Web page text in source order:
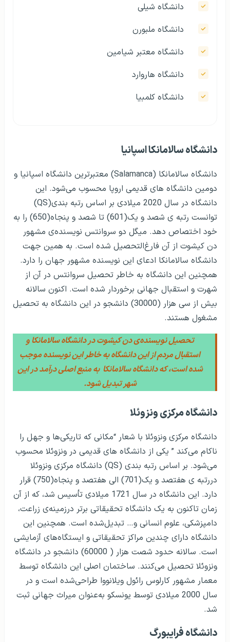
دانشگاه شیلی
دانشگاه ملبورن
دانشگاه معتبر شیامین
دانشگاه هاروارد
دانشگاه کلمبیا
دانشگاه سالامانکا اسپانیا
دانشگاه سالامانکا (Salamanca) معتبرترین دانشگاه اسپانیا و
دومین دانشگاه های قدیمی اروپا محسوب می‌شود. این
دانشگاه در سال 2020 میلادی بر اساس رتبه بندی(QS)
توانست رتبه ی شصد و یک(601) تا شصد و پنجاه(650) را به
خود اختصاص دهد. میگل دو سروانتس نویسنده‌ی مشهور
دن کیشوت از آن فارغ‌التحصیل شده است. به همین جهت
دانشگاه سالامانکا ادعای این نویسنده مشهور جهان را دارد.
همچنین این دانشگاه به خاطر تحصیل سروانتس در آن از
شهرت و استقبال جهانی برخوردار شده است. اکنون سالانه
بیش از سی هزار (30000) دانشجو در این دانشگاه به تحصیل
مشغول هستند.
تحصیل نویسنده‌ی دن کیشوت در دانشگاه سالامانکا و
استقبال مردم از این دانشگاه به خاطر این نویسنده موجب
شده است، که دانشگاه سالامانکا به منبع اصلی درآمد در این
شهر تبدیل شود.
دانشگاه مرکزی ونزوئلا
دانشگاه مرکزی ونزوئلا با شعار “مکانی که تاریکی‌ها و جهل را
ناکام می‌کند ” یکی از دانشگاه های قدیمی‌ در ونزوئلا محسوب
می‌شود. بر اساس رتبه بندی (QS) دانشگاه مرکزی ونزوئلا
دررتبه ی هفتصد و یک(701) الی هفتصد و پنجاه(750) قرار
دارد. این دانشگاه در سال 1721 میلادی تأسیس شد، که از آن
زمان تاکنون به یک دانشگاه تحقیقاتی برتر درزمینه‌ی زراعت،
دامپزشکی، علوم انسانی و… تبدیل‌شده است. همچنین این
دانشگاه دارای چندین مراکز تحقیقاتی و ایستگاه‌های آزمایشی
است. سالانه حدود شصت هزار ( 60000) دانشجو در دانشگاه
ونزوئلا تحصیل می‌کنند. ساختمان اصلی این دانشگاه توسط
معمار مشهور کارلوس رائول ویلانووا طراحی‌شده است و در
سال 2000 میلادی توسط یونسکو به‌عنوان میراث جهانی ثبت
شد.
دانشگاه فرایبورگ